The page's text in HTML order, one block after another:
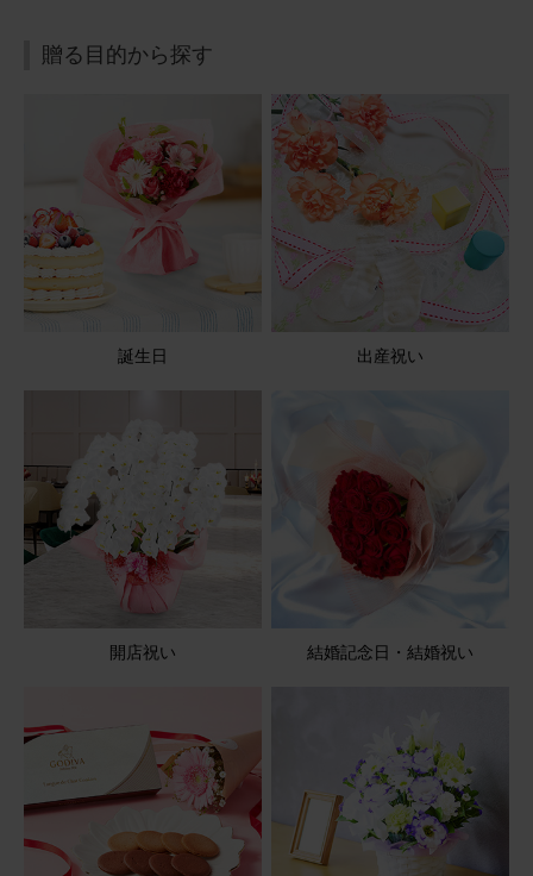
ブルーミーユーザーさん
父の日
恒例になりました
昨年度も父の日に贈らせていただき、花の好きな父にちょ
うどよい色見でお気に入りです。掲載はできませんが、父
からも花と一緒の写真が送られて、喜んでいるようでし
ブルーミーユーザーさん
60代
用途：
父の日
喜ばれました
優しく見守られるような思いがしたとの感想をもらいまし
たと思います。
2026/06/22
つきちゃん 60代
用途：
父の日
贈る目的から探す
誕生日 出産祝い
開店祝い 結婚記念日・結婚祝い